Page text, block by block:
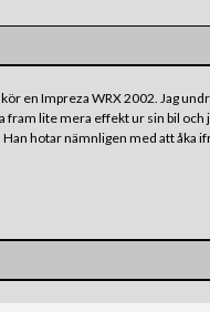
en Impreza WRX 2002. Jag
fram lite mera effekt ur sin bil och
hotar nämnligen med att åka